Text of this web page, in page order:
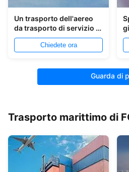
Un trasporto dell'aereo
da trasporto di servizio di
arresto
Chiedete ora
Guarda di
Trasporto marittimo di